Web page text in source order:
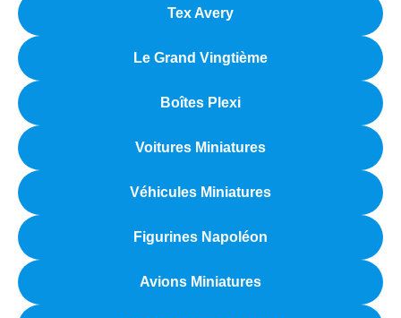
Tex Avery
Le Grand Vingtième
Boîtes Plexi
Voitures Miniatures
Véhicules Miniatures
Figurines Napoléon
Avions Miniatures